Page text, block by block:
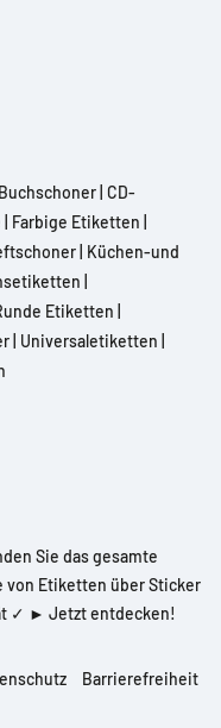
Buchschoner CD-
Farbige Etiketten
Küchen-und
Etiketten
Universaletiketten
Sie das gesamte
von Etiketten über Sticker
✓ ► Jetzt entdecken!
Barrierefreiheit